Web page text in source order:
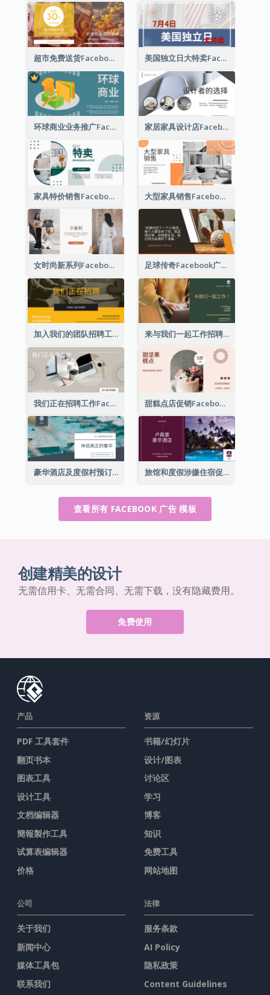
超市免费送货Facebook广告 美国独立日大特卖Facebook广告
环球商业业务推广Facebook帖子(附插图) 家居家具设计店Facebook广告
家具特价销售Facebook广告 大型家具销售Facebook广告
女时尚新系列Facebook广告 足球传奇Facebook广告
加入我们的团队招聘工作Facebook广告 来与我们一起工作招聘Facebook广告
我们正在招聘工作Facebook广告 甜糕点店促销Facebook广告
豪华酒店及度假村预订Facebook广告 旅馆和度假涉嫌住宿促销Facebook广告
查看所有 FACEBOOK 广告 模板
创建精美的设计
无需信用卡、无需合同、无需下载，没有隐藏费用。
免费使用
产品
PDF 工具套件
翻页书本
图表工具
设计工具
文档编辑器
簡報製作工具
试算表编辑器
价格
资源
书籍/幻灯片
设计/图表
讨论区
学习
博客
知识
免费工具
网站地图
公司
关于我们
新闻中心
媒体工具包
联系我们
法律
服务条款
AI Policy
隐私政策
Content Guidelines